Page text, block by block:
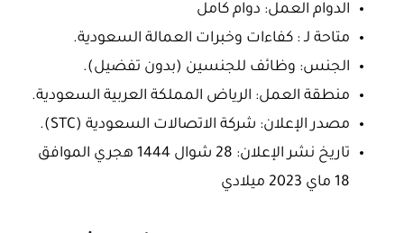
الدوام العمل: دوام كامل
متاحة لـ : كفاءات وخبرات العمالة السعودية.
الجنس: وظائف للجنسين (بدون تفضيل).
منطقة العمل: الرياض المملكة العربية السعودية.
مصدر الإعلان: شركة الاتصالات السعودية (STC).
تاريخ نشر الإعلان: 28 شوال 1444 هجري الموافق
18 ماي 2023 ميلادي